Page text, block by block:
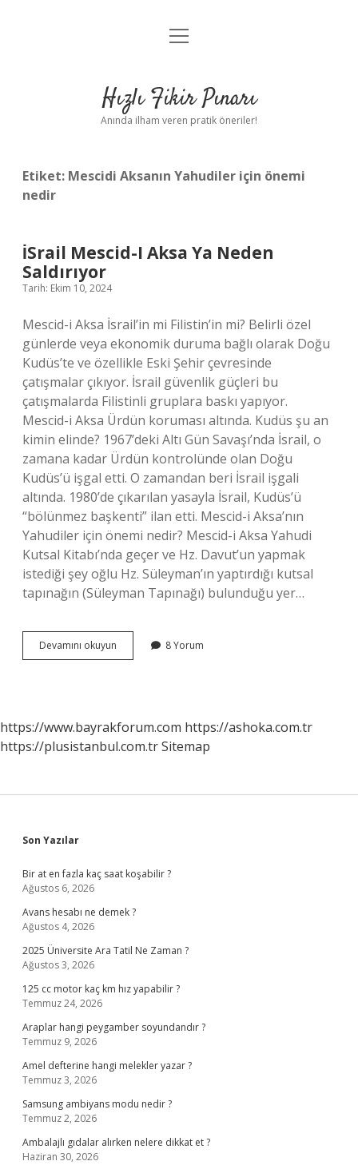
Anasayfa
Yasal Uyarı
menüyü
Hızlı Fikir Pınarı
Anında ilham veren pratik öneriler!
Etiket: Mescidi Aksanın Yahudiler için önemi
nedir
İSrail Mescid-I Aksa Ya Neden
Saldırıyor
Tarih: Ekim 10, 2024
Mescid-i Aksa İsrail’in mi Filistin’in mi? Belirli özel
günlerde veya ekonomik duruma bağlı olarak Doğu
Kudüs’te ve özellikle Eski Şehir çevresinde
çatışmalar çıkıyor. İsrail güvenlik güçleri bu
çatışmalarda Filistinli gruplara baskı yapıyor.
Mescid-i Aksa Ürdün koruması altında. Kudüs şu an
kimin elinde? 1967’deki Altı Gün Savaşı’nda İsrail, o
zamana kadar Ürdün kontrolünde olan Doğu
Kudüs’ü işgal etti. O zamandan beri İsrail işgali
altında. 1980’de çıkarılan yasayla İsrail, Kudüs’ü
“bölünmez başkenti” ilan etti. Mescid-i Aksa’nın
Yahudiler için önemi nedir? Mescid-i Aksa Yahudi
Kutsal Kitabı’nda geçer ve Hz. Davut’un yapmak
istediği şey oğlu Hz. Süleyman’ın yaptırdığı kutsal
tapınağın (Süleyman Tapınağı) bulunduğu yer…
Devamını okuyun
Mescid-
Saldırıyor
8 Yorum
https://www.bayrakforum.com https://ashoka.com.tr
https://plusistanbul.com.trSitemap
Sidebar
Son Yazılar
Bir at en fazla kaç saat koşabilir ?
Ağustos 6, 2026
Avans hesabı ne demek ?
Ağustos 4, 2026
2025 Üniversite Ara Tatil Ne Zaman ?
Ağustos 3, 2026
125 cc motor kaç km hız yapabilir ?
Temmuz 24, 2026
Araplar hangi peygamber soyundandır ?
Temmuz 9, 2026
Amel defterine hangi melekler yazar ?
Temmuz 3, 2026
Samsung ambiyans modu nedir ?
Temmuz 2, 2026
Ambalajlı gıdalar alırken nelere dikkat et ?
Haziran 30, 2026